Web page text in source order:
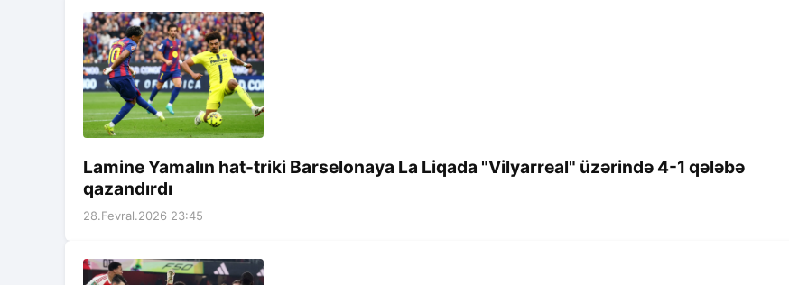
Lamine Yamalın hat-triki Barselonaya La Liqada "Vilyarreal" üzərində 4-1 qələbə
qazandırdı
28.Fevral.2026 23:45